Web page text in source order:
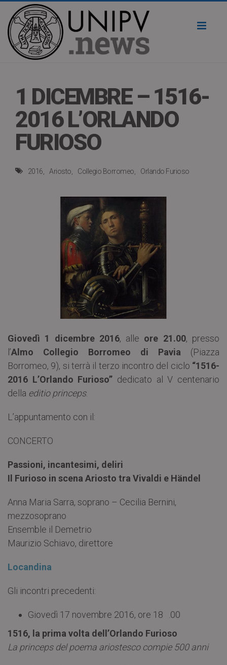
1 DICEMBRE – 1516-
2016 L’ORLANDO
FURIOSO
2016 Ariosto Collegio Borromeo Orlando Furioso
Giovedì 1 dicembre 2016, alle ore 21.00, presso
l’Almo Collegio Borromeo di Pavia (Piazza
Borromeo, 9), si terrà il terzo incontro del ciclo “1516-
2016 L’Orlando Furioso” dedicato al V centenario
della editio princeps.
L’appuntamento con il:
CONCERTO
Passioni, incantesimi, deliri
Il Furioso in scena Ariosto tra Vivaldi e Händel
Anna Maria Sarra, soprano – Cecilia Bernini,
mezzosoprano
Ensemble il Demetrio
Maurizio Schiavo, direttore
Locandina
Gli incontri precedenti:
Giovedì 17 novembre 2016, ore 18 .00
1516, la prima volta dell’Orlando Furioso
La princeps del poema ariostesco compie 500 anni